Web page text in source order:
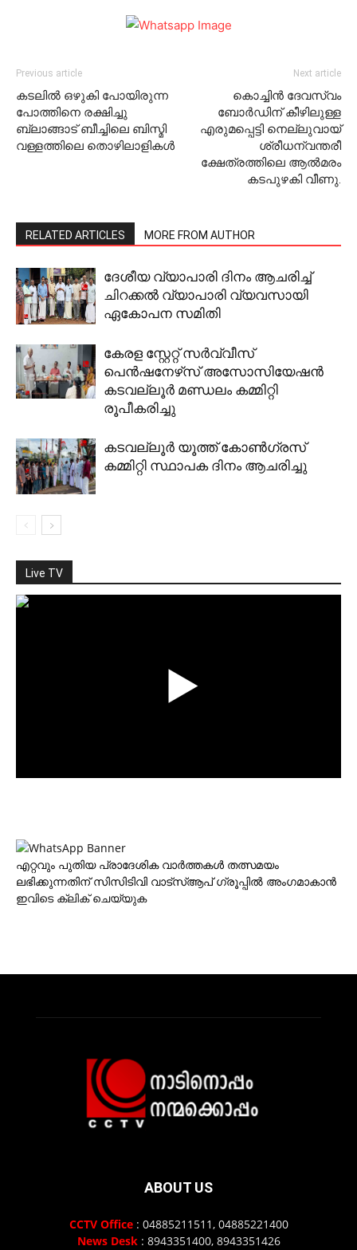
Previous article
കടലില്‍ ഒഴുകി പോയിരുന്ന
പോത്തിനെ രക്ഷിച്ചു
ബ്ലാങ്ങാട് ബീച്ചിലെ ബിസ്മി
വള്ളത്തിലെ തൊഴിലാളികള്‍
Next article
കൊച്ചിന്‍ ദേവസ്വം
ബോര്‍ഡിന് കീഴിലുള്ള
എരുമപ്പെട്ടി നെല്ലുവായ്
ശ്രീധന്വന്തരീ
ക്ഷേത്രത്തിലെ ആല്‍മരം
കടപുഴകി വീണു.
RELATED ARTICLES MORE FROM AUTHOR
ദേശീയ വ്യാപാരി ദിനം ആചരിച്ച്
ചിറക്കല്‍ വ്യാപാരി വ്യവസായി
ഏകോപന സമിതി
കേരള സ്റ്റേറ്റ് സര്‍വ്വീസ്
പെന്‍ഷനേഴ്‌സ് അസോസിയേഷന്‍
കടവല്ലൂര്‍ മണ്ഡലം കമ്മിറ്റി
രൂപീകരിച്ചു
കടവല്ലൂര്‍ യൂത്ത് കോണ്‍ഗ്രസ്
കമ്മിറ്റി സ്ഥാപക ദിനം ആചരിച്ചു
Live TV
എറ്റവും പുതിയ പ്രാദേശിക വാര്‍ത്തകള്‍ തത്സമയം
ലഭിക്കുന്നതിന് സിസിടിവി വാട്‌സ്ആപ് ഗ്രൂപ്പില്‍ അംഗമാകാന്‍
ഇവിടെ ക്ലിക് ചെയ്യുക
ABOUT US
CCTV Office: 04885211511, 04885221400
News Desk: 8943351400, 8943351426